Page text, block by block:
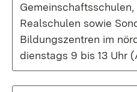
Realschulen sowie
Bildungszentren im
dienstags 9 bis 13 Uhr